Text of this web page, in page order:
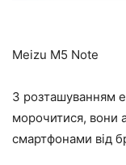
Meizu M5 Note
З розташуванням
морочитися, вони
смартфонами від